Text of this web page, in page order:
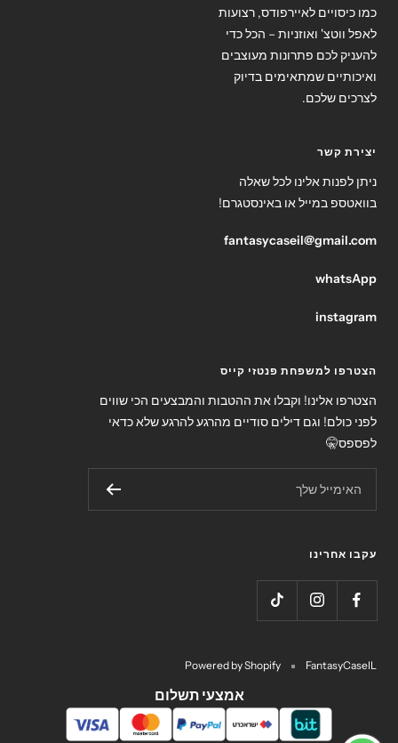
כמו כיסויים לאיירפודס, רצועות
לאפל ווטצ' ואוזניות – הכל כדי
להעניק לכם פתרונות מעוצבים
ואיכותיים שמתאימים בדיוק
לצרכים שלכם.
יצירת קשר
ניתן לפנות אלינו לכל שאלה
בוואטספ במייל או באינסטגרם!
fantasycaseil@gmail.com
whatsApp
instagram
הצטרפו למשפחת פנטזי קייס
הצטרפו אלינו! וקבלו את ההטבות והמבצעים הכי שווים
לפני כולם! וגם דילים סודיים מהרגע להרגע שלא כדאי
לפספס🤫
האימייל שלך
עקבו אחרינו
FantasyCaseIL
Powered by Shopify
אמצעי תשלום